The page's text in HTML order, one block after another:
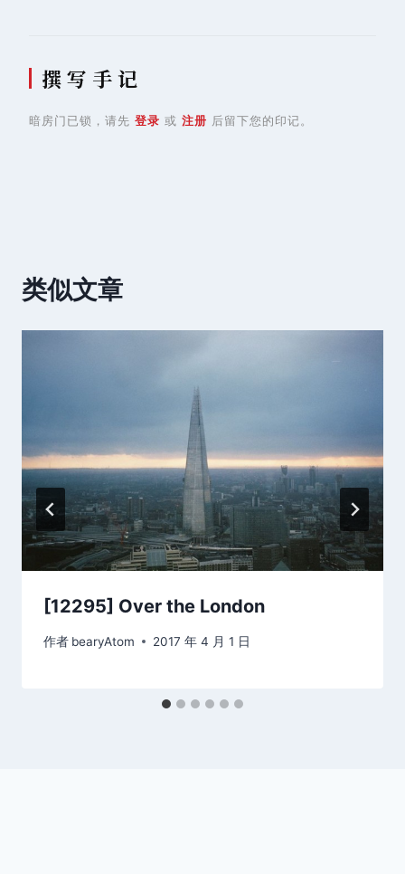
撰 写 手 记
暗房门已锁，请先 登录 或 注册 后留下您的印记。
类似文章
[12295] Over the London
作者 bearyAtom 2017 年 4 月 1 日